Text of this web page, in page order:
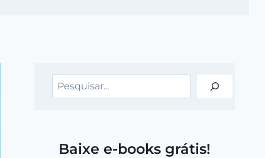
Pesquisar
Baixe e-books grátis!